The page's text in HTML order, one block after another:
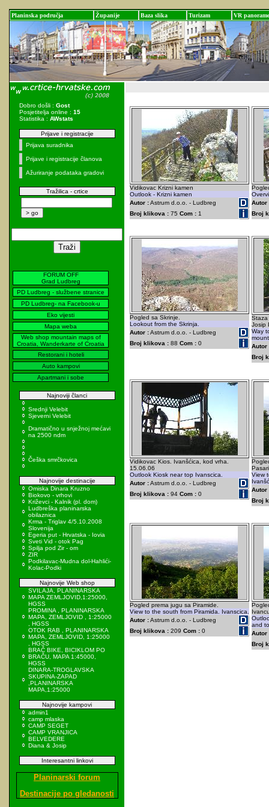
Planinska područja Županije Baza slika Turizam VR panorame
Dobro došli : Gost
Posjetitelja online : 15
Statistika : AWstats
Prijave i registracije
Prijava suradnika
Prijave i registracije članova
Ažuriranje podataka gradovi
Tražilica - crtice
FORUM OFF
Grad Ludbreg
PD Ludbreg - službene stranice
PD Ludbreg- na Facebook-u
Eko vijesti
Mapa weba
Web shop mountain maps of
Croatia, Wanderkarte of Croatia
Restorani i hoteli
Auto kampovi
Apartmani i sobe
Najnoviji članci
Srednji Velebit
Sjeverni Velebit
Dramatično u snježnoj mećavi
na 2500 ndm
Češka smrčkovica
Najnovije destinacije
Omiska Dinara Kruzno
Biokovo - vrhovi
Križevci - Kalnik (pl. dom)
Ludbreška planinarska
obilaznica
Krma - Triglav 4/5.10.2008
Slovenija
Egeria put - Hrvatska - Iovia
Sveti Vid - otok Pag
Spilja pod Zir - om
ZIR
Podkilavac-Mudna dol-Hahlići-
Kolac-Podki
Najnovije Web shop
SVILAJA, PLANINARSKA
MAPA ZEMLJOVID,1:25000,
HGSS
PROMINA , PLANINARSKA
MAPA, ZEMLJOVID , 1:25000
, HGSS
OTOK RAB , PLANINARSKA
MAPA, ZEMLJOVID, 1:25000
, HGSS
BRAČ BIKE, BICIKLOM PO
BRAČU, MAPA 1:45000,
HGSS
DINARA-TROGLAVSKA
SKUPINA-ZAPAD
,PLANINARSKA
MAPA,1:25000
Najnovije kampovi
admin1
camp mlaska
CAMP SEGET
CAMP VRANJICA
BELVEDERE
Diana & Josip
Interesantni linkovi
Planinarski forum
Destinacije po gledanosti
Vidikovac Krizni kamen
Outlook - Krizni kamen
Autor :Astrum d.o.o. - Ludbreg
Broj klikova : 75 Com : 1
Autor
Broj
Pogled sa Skrinje.
Lookout from the Skrinja.
Autor :Astrum d.o.o. - Ludbreg
Broj klikova : 88 Com : 0
Staza
Josip
Way
Autor
Broj
Vidikovac Kios. Ivanšćica, kod vrha.
15.06.06
Outlook Kiosk near top Ivanscica.
Autor :Astrum d.o.o. - Ludbreg
Broj klikova : 94 Com : 0
View
Autor
Broj
Pogled prema jugu sa Piramide.
View to the south from Piramida. Ivanscica.
Autor :Astrum d.o.o. - Ludbreg
Broj klikova : 209 Com : 0
and
Autor
Broj